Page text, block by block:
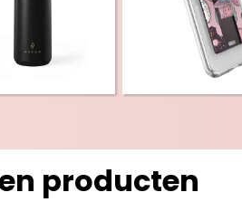
producten